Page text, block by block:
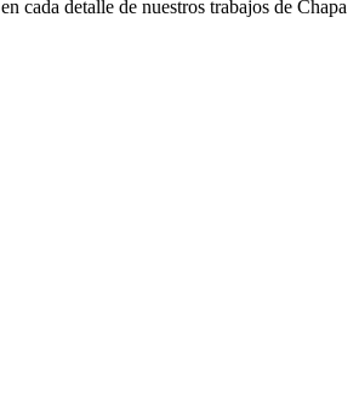
cada detalle de nuestros trabajos de Chapa